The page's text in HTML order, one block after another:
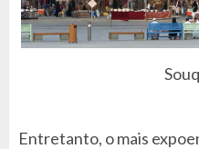
Entretanto, o mais